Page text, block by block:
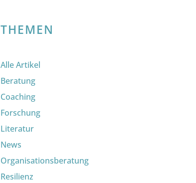
THEMEN
Alle Artikel
Beratung
Coaching
Forschung
Literatur
News
Organisationsberatung
Resilienz